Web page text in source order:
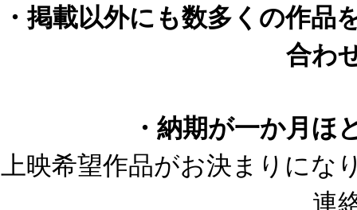
・掲載以外にも数多くの作
合わ
・納期が一か月ほ
上映希望作品がお決まりにな
連